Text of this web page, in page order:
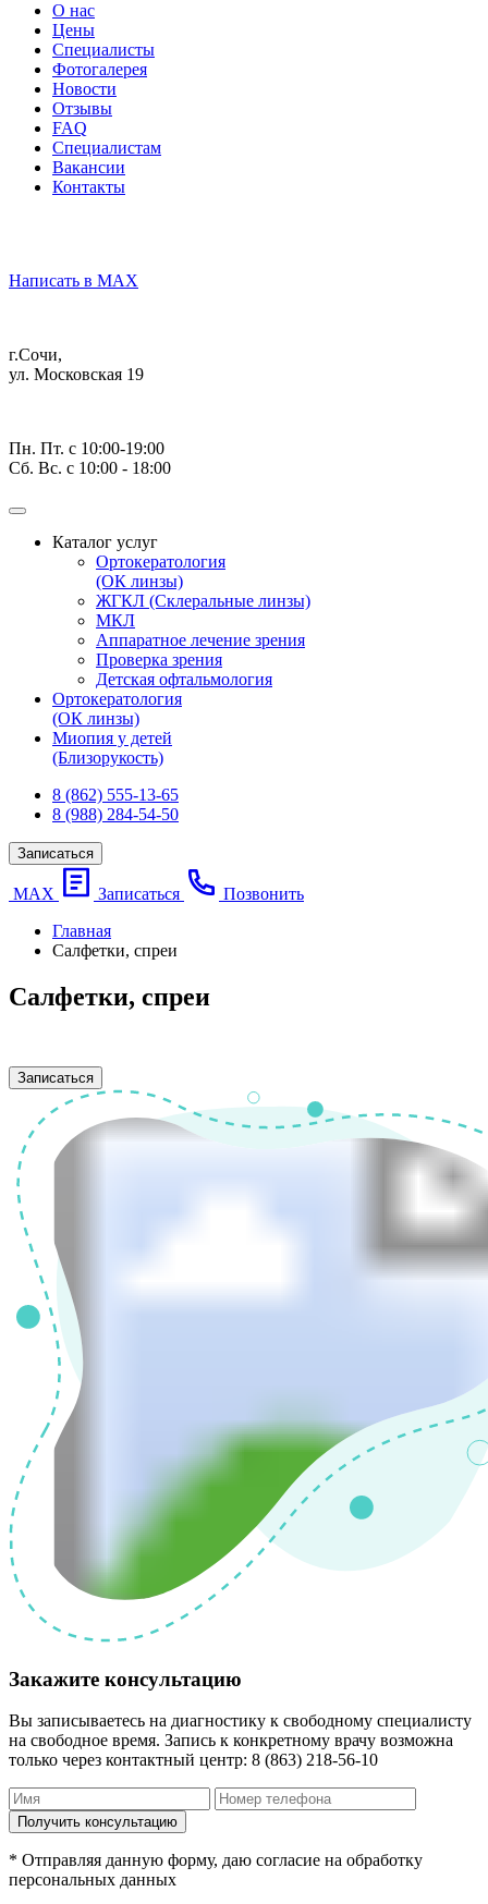
О нас
Цены
Специалисты
Фотогалерея
Новости
Отзывы
FAQ
Специалистам
Вакансии
Контакты
Написать в MAX
г.Сочи,
ул. Московская 19
Пн. Пт. с 10:00-19:00
Сб. Вс. с 10:00 - 18:00
Каталог услуг
Ортокератология
(ОК линзы)
ЖГКЛ (Склеральные линзы)
МКЛ
Аппаратное лечение зрения
Проверка зрения
Детская офтальмология
Ортокератология
(ОК линзы)
Миопия у детей
(Близорукость)
8 (862) 555-13-65
8 (988) 284-54-50
Записаться
МАХ Записаться
Позвонить
Главная
Салфетки, спреи
Салфетки, спреи
Записаться
Закажите консультацию
Вы записываетесь на диагностику к свободному специалисту
на свободное время. Запись к конкретному врачу возможна
только через контактный центр: 8 (863) 218-56-10
* Отправляя данную форму, даю согласие на обработку
персональных данных